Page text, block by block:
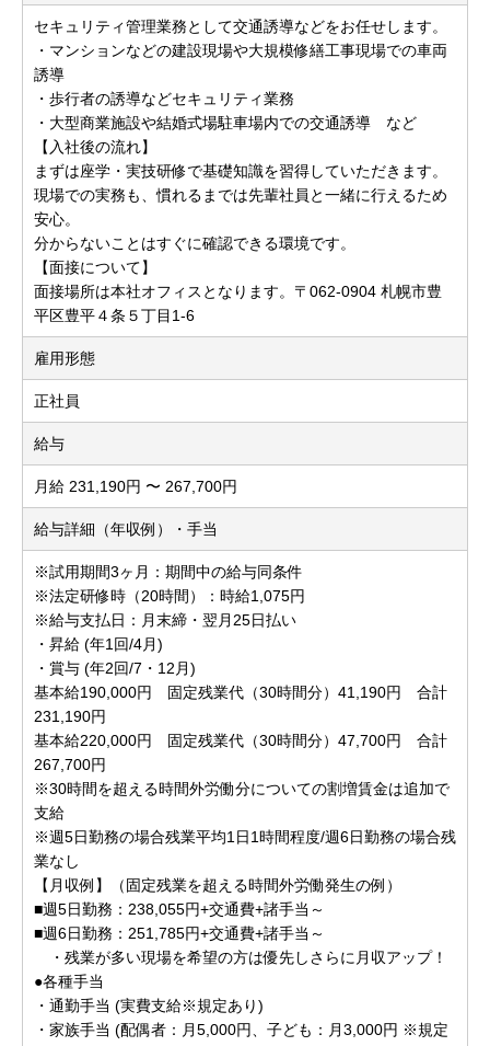
セキュリティ管理業務として交通誘導などをお任せします。
・マンションなどの建設現場や大規模修繕工事現場での車両
誘導
・歩行者の誘導などセキュリティ業務
・大型商業施設や結婚式場駐車場内での交通誘導 など
【入社後の流れ】
まずは座学・実技研修で基礎知識を習得していただきます。
現場での実務も、慣れるまでは先輩社員と一緒に行えるため
安心。
分からないことはすぐに確認できる環境です。
【面接について】
面接場所は本社オフィスとなります。〒062-0904 札幌市豊
平区豊平４条５丁目1-6
雇用形態
正社員
給与
月給 231,190円 〜 267,700円
給与詳細（年収例）・手当
※試用期間3ヶ月：期間中の給与同条件
※法定研修時（20時間）：時給1,075円
※給与支払日：月末締・翌月25日払い
・昇給 (年1回/4月)
・賞与 (年2回/7・12月)
基本給190,000円 固定残業代（30時間分）41,190円 合計
231,190円
基本給220,000円 固定残業代（30時間分）47,700円 合計
267,700円
※30時間を超える時間外労働分についての割増賃金は追加で
支給
※週5日勤務の場合残業平均1日1時間程度/週6日勤務の場合残
業なし
【月収例】（固定残業を超える時間外労働発生の例）
■週5日勤務：238,055円+交通費+諸手当～
■週6日勤務：251,785円+交通費+諸手当～
・残業が多い現場を希望の方は優先しさらに月収アップ！
●各種手当
・通勤手当 (実費支給※規定あり)
・家族手当 (配偶者：月5,000円、子ども：月3,000円 ※規定